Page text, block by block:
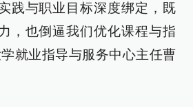
践与职业目标深度绑定，既
，也倒逼我们优化课程与指
就业指导与服务中心主任曹